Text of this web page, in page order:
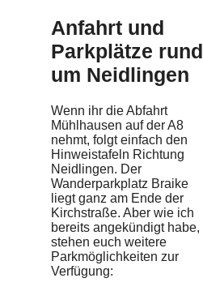
Anfahrt und
Parkplätze rund
um Neidlingen
Wenn ihr die Abfahrt
Mühlhausen auf der A8
nehmt, folgt einfach den
Hinweistafeln Richtung
Neidlingen. Der
Wanderparkplatz Braike
liegt ganz am Ende der
Kirchstraße. Aber wie ich
bereits angekündigt habe,
stehen euch weitere
Parkmöglichkeiten zur
Verfügung: